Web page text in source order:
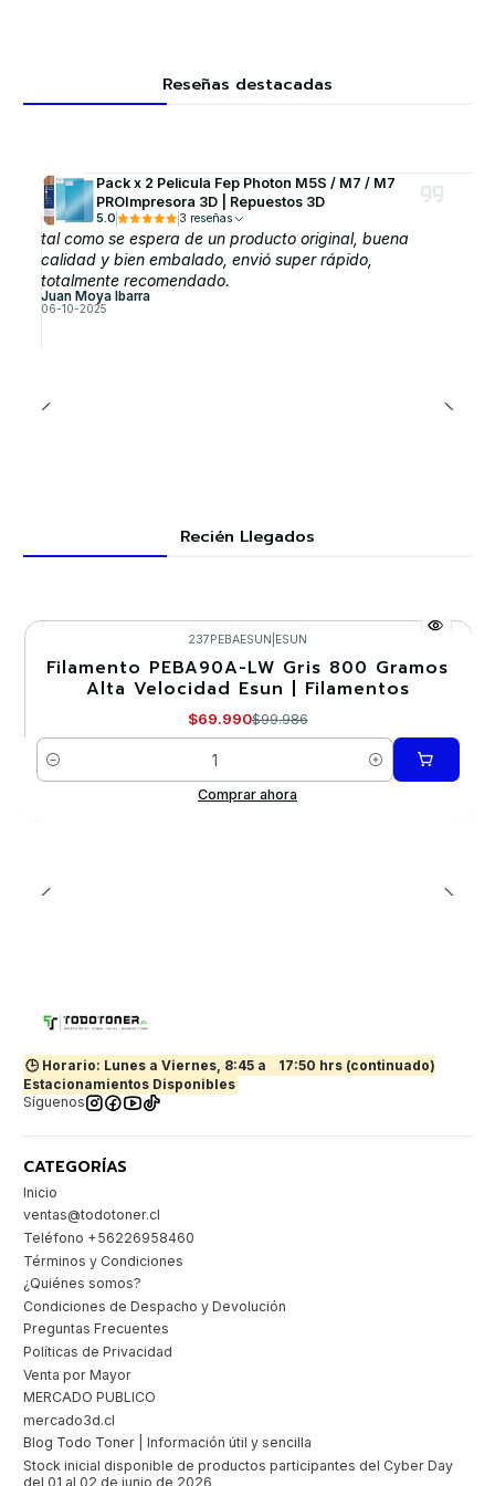
Reseñas destacadas
Pack x 2 Pelicula Fep Photon M5S / M7 / M7
PROImpresora 3D | Repuestos 3D
5.0 3 reseñas
tal como se espera de un producto original, buena
calidad y bien embalado, envió super rápido,
totalmente recomendado.
Juan Moya Ibarra
06-10-2025
Recién Llegados
-30%
237PEBAESUN ESUN
Filamento PEBA90A-LW Gris 800 Gramos
Alta Velocidad Esun | Filamentos
$69.990$99.986
Cantidad
Comprar ahora
🕒 Horario: Lunes a Viernes, 8:45 a
17:50 hrs (continuado)
Estacionamientos Disponibles
Síguenos
CATEGORÍAS
Inicio
ventas@todotoner.cl
Teléfono +56226958460
Términos y Condiciones
¿Quiénes somos?
Condiciones de Despacho y Devolución
Preguntas Frecuentes
Políticas de Privacidad
Venta por Mayor
MERCADO PUBLICO
mercado3d.cl
Blog Todo Toner | Información útil y sencilla
Stock inicial disponible de productos participantes del Cyber Day
del 01 al 02 de junio de 2026